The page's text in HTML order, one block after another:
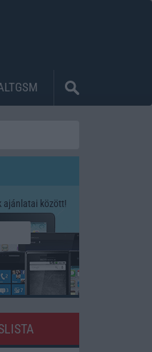
ajánlatai között!